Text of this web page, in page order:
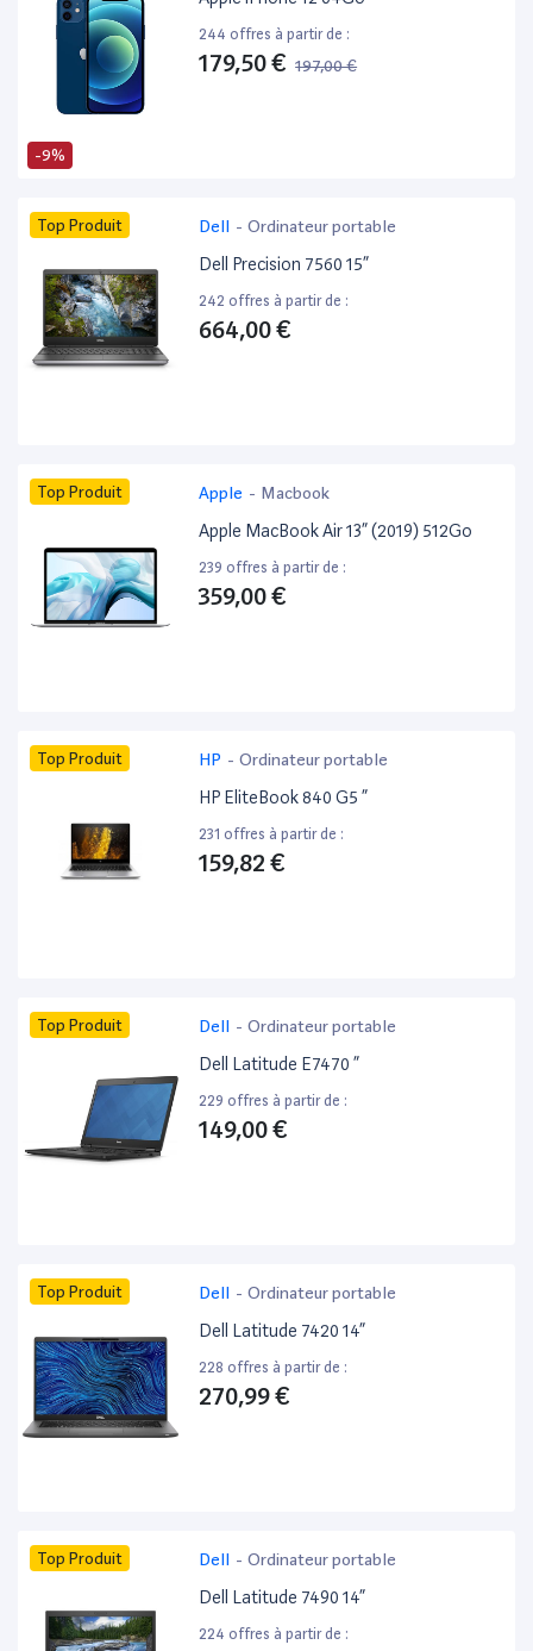
-9%
244 offres à partir de :
179,50 € 197,00 €
Top Produit Dell - Ordinateur portable
Dell Precision 7560 15”
242 offres à partir de :
664,00 €
Top Produit Apple - Macbook
Apple MacBook Air 13” (2019) 512Go
239 offres à partir de :
359,00 €
Top Produit HP - Ordinateur portable
HP EliteBook 840 G5 ”
231 offres à partir de :
159,82 €
Top Produit Dell - Ordinateur portable
Dell Latitude E7470 ”
229 offres à partir de :
149,00 €
Top Produit Dell - Ordinateur portable
Dell Latitude 7420 14”
228 offres à partir de :
270,99 €
Top Produit Dell - Ordinateur portable
Dell Latitude 7490 14”
224 offres à partir de :